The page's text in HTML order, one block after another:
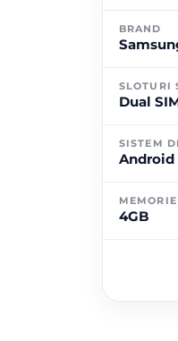
BRAND
SLOTURI
Dual
SISTEM
Android
4GB